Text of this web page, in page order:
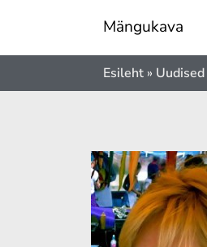
Mängukava
Esileht » Uudised